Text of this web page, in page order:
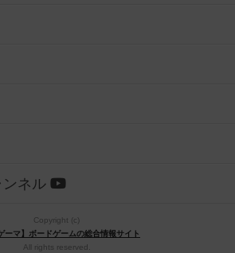
ンネル
Copyright (c)
ーマ】ボードゲームの総合情報サイト
All rights reserved.